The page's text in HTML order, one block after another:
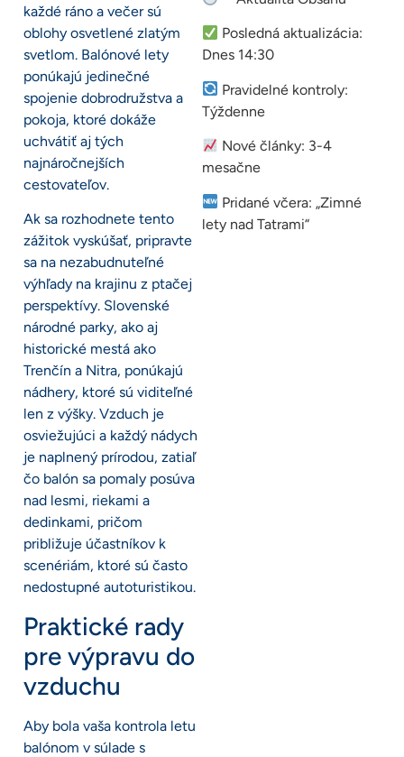
každé ráno a večer sú
oblohy osvetlené zlatým
svetlom. Balónové lety
ponúkajú jedinečné
spojenie dobrodružstva a
pokoja, ktoré dokáže
uchvátiť aj tých
najnáročnejších
cestovateľov.
Ak sa rozhodnete tento
zážitok vyskúšať, pripravte
sa na nezabudnuteľné
výhľady na krajinu z ptačej
perspektívy. Slovenské
národné parky, ako aj
historické mestá ako
Trenčín a Nitra, ponúkajú
nádhery, ktoré sú viditeľné
len z výšky. Vzduch je
osviežujúci a každý nádych
je naplnený prírodou, zatiaľ
čo balón sa pomaly posúva
nad lesmi, riekami a
dedinkami, pričom
približuje účastníkov k
scenériám, ktoré sú často
nedostupné autoturistikou.
Praktické rady
pre výpravu do
vzduchu
Aby bola vaša kontrola letu
balónom v súlade s
Posledná aktualizácia:
Dnes 14:30
Pravidelné kontroly:
Týždenne
Nové články: 3-4
mesačne
Pridané včera: „Zimné
lety nad Tatrami“